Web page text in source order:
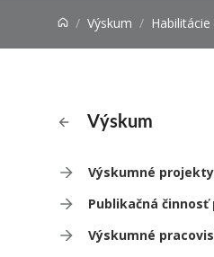
Výskum
Výskum
Výskumné projekty
Publikačná
Výskumné